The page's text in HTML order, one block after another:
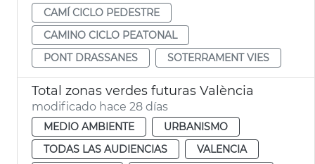
CAMÍ CICLO PEDESTRE
CAMINO CICLO PEATONAL
PONT DRASSANES
SOTERRAMENT VIES
Total zonas verdes futuras València
modificado hace 28 días
MEDIO AMBIENTE
URBANISMO
TODAS LAS AUDIENCIAS
VALENCIA